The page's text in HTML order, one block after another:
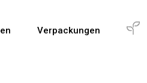
Verpackungen